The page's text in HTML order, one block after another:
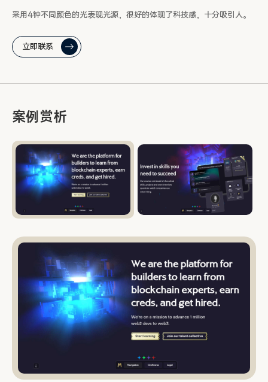
采用4钟不同颜色的光表现光源，很好的体现了科技感，十分吸引人。
立即联系
案例赏析